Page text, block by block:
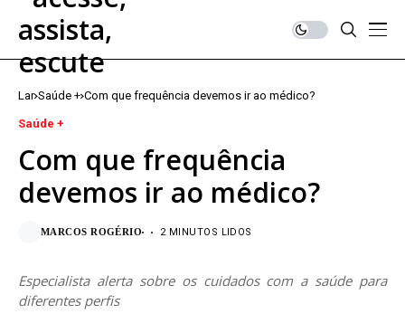
Lar Saúde + Com que frequência devemos ir ao médico?
Saúde +
Com que frequência
devemos ir ao médico?
MARCOS ROGÉRIO 2 MINUTOS LIDOS
Especialista alerta sobre os cuidados com a saúde para
diferentes perfis